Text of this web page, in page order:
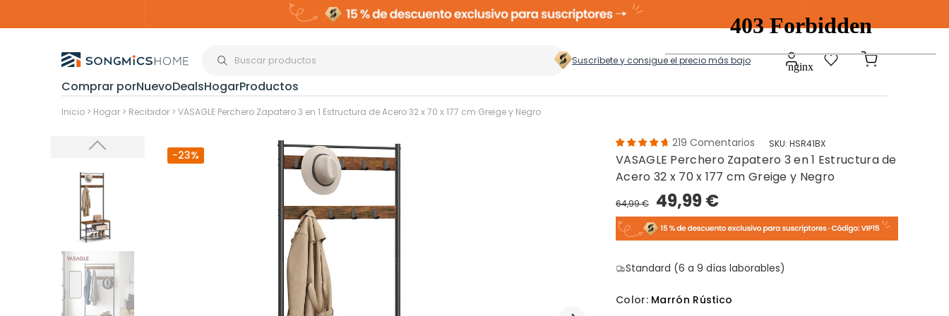
Suscríbete y consigue el precio más bajo
Comprar porNuevoDealsHogarProductos
Organización del hogar>
Estanterías Ropa Modulares
Cajas de
Almacenamiento
Cestos Ropa Sucia Baules Ottoman
Maquillaje y
Joyería
Inicio > Hogar > Recibidor > VASAGLE Perchero Zapatero 3 en 1 Estructura de Acero 32 x 70 x 177 cm Greige y Negro
-23%
219 Comentarios SKU: HSR41BX
VASAGLE Perchero Zapatero 3 en 1 Estructura de
Acero 32 x 70 x 177 cm Greige y Negro
64,99 € 49,99 €
Standard (6 a 9 días laborables)
Color: Marrón Rústico